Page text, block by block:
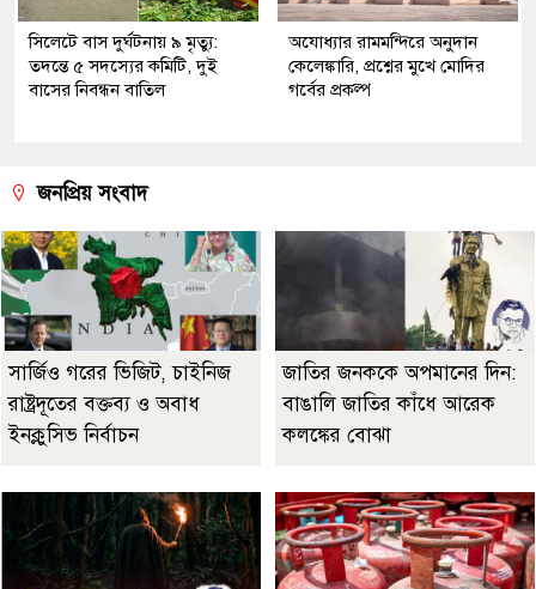
সিলেটে বাস দুর্ঘটনায় ৯ মৃত্যু:
তদন্তে ৫ সদস্যের কমিটি, দুই
বাসের নিবন্ধন বাতিল
অযোধ্যার রামমন্দিরে অনুদান
কেলেঙ্কারি, প্রশ্নের মুখে মোদির
গর্বের প্রকল্প
জনপ্রিয় সংবাদ
সার্জিও গরের ভিজিট, চাইনিজ
রাষ্ট্রদূতের বক্তব্য ও অবাধ
ইনক্লুসিভ নির্বাচন
জাতির জনককে অপমানের দিন:
বাঙালি জাতির কাঁধে আরেক
কলঙ্কের বোঝা